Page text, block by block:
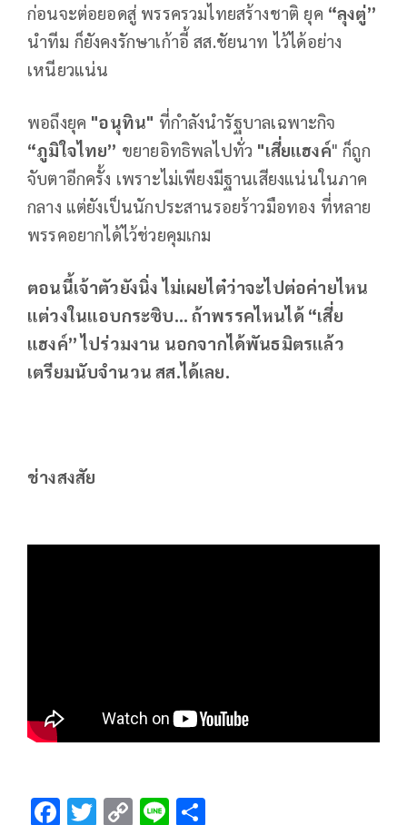
ก่อนจะต่อยอดสู่ พรรครวมไทยสร้างชาติ ยุค “ลุงตู่”
นำทีม ก็ยังคงรักษาเก้าอี้ สส.ชัยนาท ไว้ได้อย่าง
เหนียวแน่น
พอถึงยุค "อนุทิน" ที่กำลังนำรัฐบาลเฉพาะกิจ
“ภูมิใจไทย” ขยายอิทธิพลไปทั่ว "เสี่ยแฮงค์" ก็ถูก
จับตาอีกครั้ง เพราะไม่เพียงมีฐานเสียงแน่นในภาค
กลาง แต่ยังเป็นนักประสานรอยร้าวมือทอง ที่หลาย
พรรคอยากได้ไว้ช่วยคุมเกม
ตอนนี้เจ้าตัวยังนิ่ง ไม่เผยไต๋ว่าจะไปต่อค่ายไหน
แต่วงในแอบกระซิบ… ถ้าพรรคไหนได้ “เสี่ย
แฮงค์” ไปร่วมงาน นอกจากได้พันธมิตรแล้ว
เตรียมนับจำนวน สส.ได้เลย.
ช่างสงสัย
F T C Li